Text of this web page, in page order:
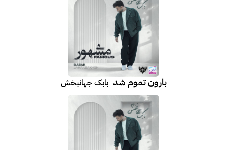
بارون تموم شد بابک جهانبخش